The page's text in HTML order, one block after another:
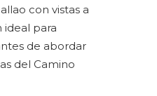
con vistas a
ideal para
de abordar
del Camino